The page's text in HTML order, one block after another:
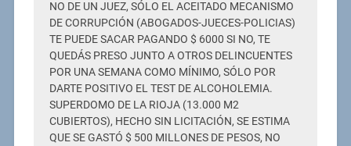
NO DE UN JUEZ, SÓLO EL ACEITADO MECANISMO
DE CORRUPCIÓN (ABOGADOS-JUECES-POLICIAS)
TE PUEDE SACAR PAGANDO $ 6000 SI NO, TE
QUEDÁS PRESO JUNTO A OTROS DELINCUENTES
POR UNA SEMANA COMO MÍNIMO, SÓLO POR
DARTE POSITIVO EL TEST DE ALCOHOLEMIA.
SUPERDOMO DE LA RIOJA (13.000 M2
CUBIERTOS), HECHO SIN LICITACIÓN, SE ESTIMA
QUE SE GASTÓ $ 500 MILLONES DE PESOS, NO